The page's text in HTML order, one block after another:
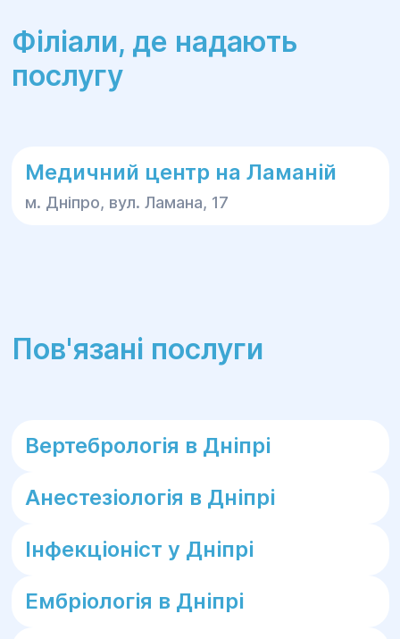
Філіали, де надають
послугу
Медичний центр на Ламаній
м. Дніпро, вул. Ламана, 17
Пов'язані послуги
Вертебрологія в Дніпрі
Анестезіологія в Дніпрі
Інфекціоніст у Дніпрі
Ембріологія в Дніпрі